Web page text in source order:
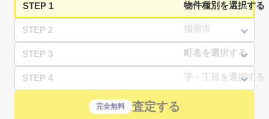
STEP 1
STEP 2
STEP 3
STEP 4
完全無料 査定する